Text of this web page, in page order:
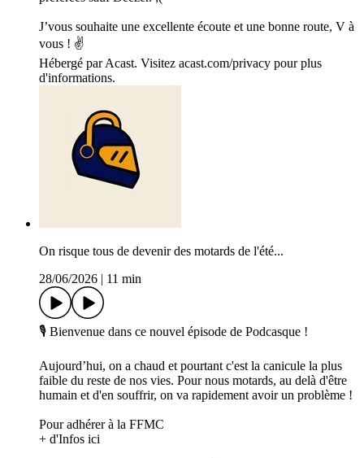
J’vous souhaite une excellente écoute et une bonne route, V à
vous ! ✌️
Hébergé par Acast. Visitez acast.com/privacy pour plus
d'informations.
On risque tous de devenir des motards de l'été...
28/06/2026
11 min
🎙️ Bienvenue dans ce nouvel épisode de Podcasque !
Aujourd’hui, on a chaud et pourtant c'est la canicule la plus
faible du reste de nos vies. Pour nous motards, au delà d'être
humain et d'en souffrir, on va rapidement avoir un problème !
Pour adhérer à la FFMC
+ d'Infos ici